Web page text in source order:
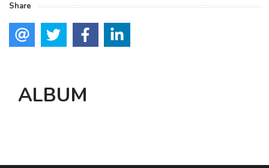
Share
ALBUM